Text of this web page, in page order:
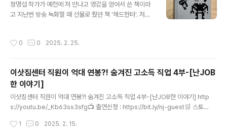
상의 모든 직업━━━━━━━━━━━━━━━━━━━━━━━━━
📺 유..
정명섭 작가가 예전에 저 만나고 영감을 얻어서 쓴 책이라
고 지난번 방송 녹화할 때 선물로 줬던 책 ‘헤드헌터‘. 저는
설 #헤드헌터 #헤드헌터윤재홍 #사람을좋아하는헤드헌
0 0 2025. 2. 25.
이삿짐센터 직원이 억대 연봉?! 숨겨진 고소득 직업 4부-[난JOB
한 이야기]
이삿짐센터 직원이 억대 연봉?! 숨겨진 고소득 직업 4부-[난JOB한 이야기] http
s://youtu.be/_Kb63ss3sfg📺 출연신청 : https://bit.ly/nj-guest🛒 스토
람을 좋아하는 헤드헌터 책 : https://bit.ly/book-NJ💵 후원계좌 : 하나은행 333
1 0 2025. 2. 15.